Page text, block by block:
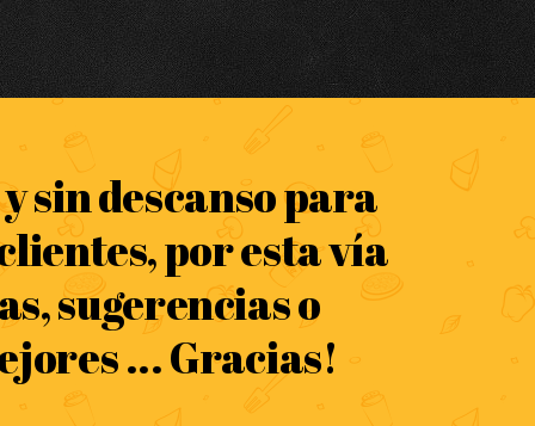
sin descanso para
por esta vía
sugerencias o
... Gracias!